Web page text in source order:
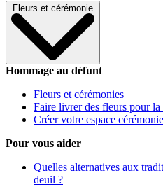
Fleurs et cérémonie
Hommage au défunt
Fleurs et cérémonies
Faire livrer des fleurs pour la
Créer votre espace cérémonie
Pour vous aider
Quelles alternatives aux
deuil ?